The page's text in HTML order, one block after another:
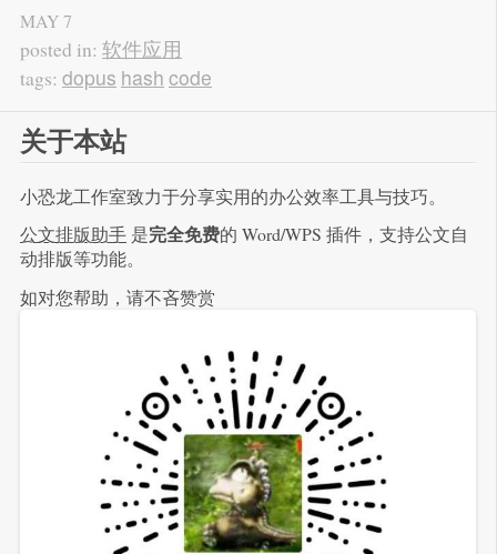
MAY7
posted in: 软件应用
tags: dopus hash code
关于本站
小恐龙工作室致力于分享实用的办公效率工具与技巧。
公文排版助手 是完全免费的 Word/WPS 插件，支持公文自
动排版等功能。
如对您帮助，请不吝赞赏